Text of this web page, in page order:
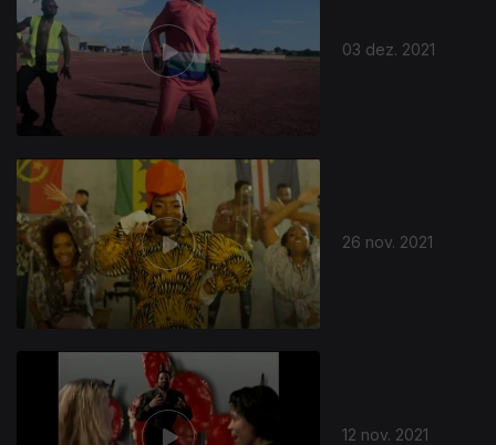
03 dez. 2021
26 nov. 2021
12 nov. 2021